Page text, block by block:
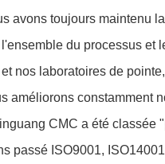
avons toujours maintenu
du processus
nos laboratoires de
améliorons constamment
CMC a été
passé ISO9001,